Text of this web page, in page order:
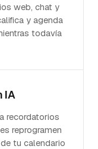
web, chat y
y agenda
todavía
IA
recordatorios
reprogramen
tu calendario